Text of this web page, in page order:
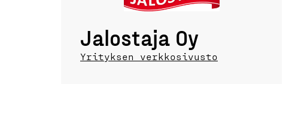
Jalostaja Oy
Yrityksen verkkosivusto